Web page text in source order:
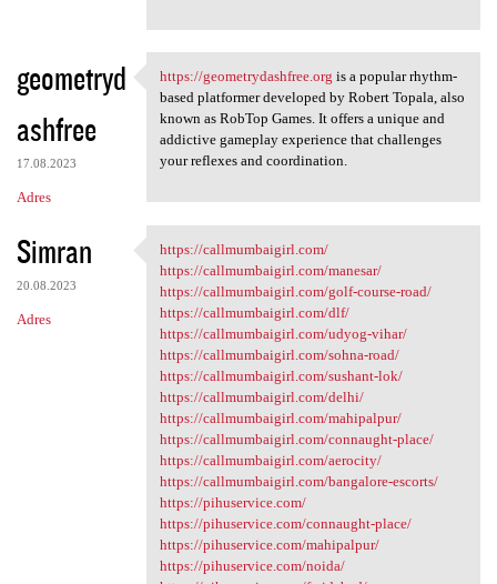
geometryd
ashfree
17.08.2023
Adres
https://geometrydashfree.org
https://geometrydashfree.org is a popular rhythm-
based platformer developed by Robert Topala, also
known as RobTop Games. It offers a unique and
addictive gameplay experience that challenges
your reflexes and coordination.
Simran
20.08.2023
Adres
https://callmumbaigirl.com/
https://callmumbaigirl.com/
https://callmumbaigirl.com/manesar/
https://callmumbaigirl.com/golf-course-road/
https://callmumbaigirl.com/dlf/
https://callmumbaigirl.com/udyog-vihar/
https://callmumbaigirl.com/sohna-road/
https://callmumbaigirl.com/sushant-lok/
https://callmumbaigirl.com/delhi/
https://callmumbaigirl.com/mahipalpur/
https://callmumbaigirl.com/connaught-place/
https://callmumbaigirl.com/aerocity/
https://callmumbaigirl.com/bangalore-escorts/
https://pihuservice.com/
https://pihuservice.com/connaught-place/
https://pihuservice.com/mahipalpur/
https://pihuservice.com/noida/